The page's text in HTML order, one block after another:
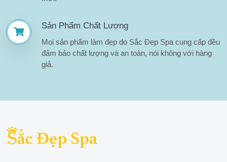
Sản Phẩm Chất Lượng
Mọi sản phẩm làm đẹp do Sắc Đẹp Spa cung cấp đều
đảm bảo chất lượng và an toàn, nói không với hàng
giả.